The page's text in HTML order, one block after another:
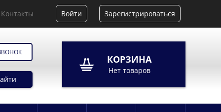
Контакты Войти Зарегистрироваться
КОРЗИНА
Нет товаров